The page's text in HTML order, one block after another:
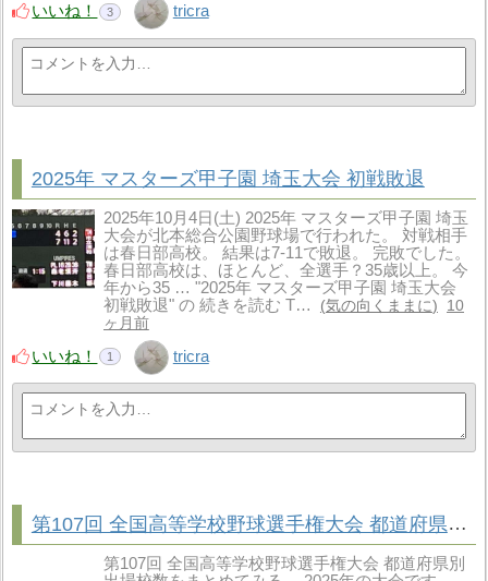
いいね！ 3 tricra
2025年 マスターズ甲子園 埼玉大会 初戦敗退
2025年10月4日(土) 2025年 マスターズ甲子園 埼玉
大会が北本総合公園野球場で行われた。 対戦相手
は春日部高校。 結果は7-11で敗退。 完敗でした。
春日部高校は、ほとんど、全選手？35歳以上。 今
年から35 … "2025年 マスターズ甲子園 埼玉大会
初戦敗退" の 続きを読む T…
気の向くままに
10
ヶ月前
いいね！ 1 tricra
第107回 全国高等学校野球選手権大会 都道府県別出場校数
第107回 全国高等学校野球選手権大会 都道府県別